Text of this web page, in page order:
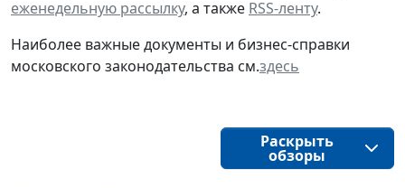
еженедельную рассылку, а также RSS-ленту.
Наиболее важные документы и бизнес-справки
московского законодательства см.здесь
Раскрыть
обзоры